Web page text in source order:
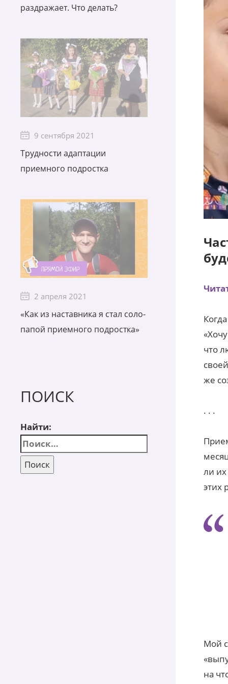
раздражает. Что делать?
9 сентября 2021
Трудности адаптации
приемного подростка
2 апреля 2021
«Как из наставника я стал соло-
папой приемного подростка»
ПОИСК
Найти:
что
же
. . .
ли
этих
Мой
на